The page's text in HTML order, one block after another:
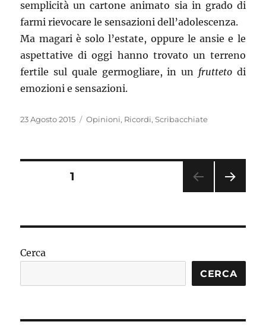
semplicità un cartone animato sia in grado di
farmi rievocare le sensazioni dell’adolescenza.
Ma magari è solo l’estate, oppure le ansie e le
aspettative di oggi hanno trovato un terreno
fertile sul quale germogliare, in un frutteto di
emozioni e sensazioni.
Pubblicato
23 Agosto 2015 Categorie
Opinioni, Ricordi,Scribacchiate
Paginazione
articoli
PAGINA1
CESS
Cerca
CERCA